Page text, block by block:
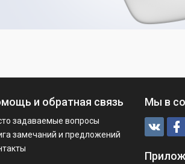
и обратная связь
задаваемые вопросы
замечаний и предложений
Мы в